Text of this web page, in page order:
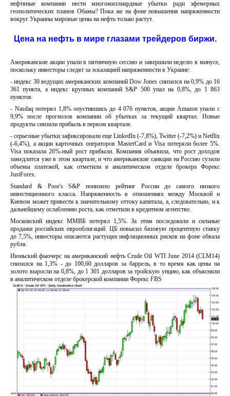
нефтяные компании нести многомиллиардные убытки ради эфемерных
геополитических планов Обамы? Пока же на фоне повышения напряженности
вокруг Украины мировые цены на нефть только растут.
Цена на нефть в мире глазами трейдеров биржи.
Американские акции упали в пятничную сессию и завершили неделю в минусе,
поскольку инвесторы следят за эскалацией напряженности в Украине:
- индекс 30 ведущих американских компаний Dow Jones снизился на 0,9% до 16
361 пункта, а индекс крупных компаний S&P 500 упал на 0,8%, до 1 863
пунктов.
- Nasdaq потерял 1,8% опустившись до 4 076 пунктов, акции Amazon упали с
9,9% после прогнозов компании об убытках за текущий квартал. Новые
продукты снизили прибыль в первом квартале.
- серьезные убытки зафиксировали еще LinkedIn (-7,8%), Twitter (-7,2%) и Netflix
(-6,4%), а акции карточных операторов MasterCard и Visa потеряли более 5%.
Visa показала 26%-ный рост прибыли. Компания объявила, что рост доходов
замедлится уже в этом квартале, и что американские санкции на Россию сузили
объемы платежей, как отметили в аналитическом отделе брокера Форекс
JustForex.
Standard & Poor's S&P понизило рейтинг России до самого низкого
инвестиционного класса. Напряженность в отношениях между Москвой и
Киевом может привести к значительному оттоку капитала, а, следовательно, и к
дальнейшему ослаблению роста, как отметили в кредитном агентстве.
Московский индекс ММВБ потерял 1,5%. За этим последовали и сильные
продажи российских еврооблигаций. ЦБ повысил базовую процентную ставку
до 7,5%, инвесторы опасаются растущих инфляционных рисков на фоне обвала
рубля.
Июньский фьючерс на американский нефть Crude Oil WTI June 2014 (CLM14)
снизился на 1,3% - до 100,60 долларов за баррель, в то время как цены на
золото выросли на 0,8%, до 1 301 долларов за тройскую унцию, как объяснили
в аналитическом отделе брокерской компании Форекс FBS